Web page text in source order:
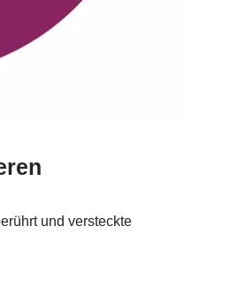
und versteckte